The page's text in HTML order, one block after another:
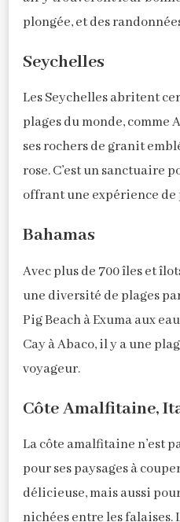
plongée, et des
Seychelles
Les Seychelles abritent
plages du monde, comme
ses rochers de granit
rose. C’est un sanctuaire
offrant une expérience
Bahamas
Avec plus de 700 îles et
une diversité de plages
Pig Beach à Exuma aux
Cay à Abaco, il y a une
voyageur.
Côte Amalfitaine,
La côte amalfitaine n’est
pour ses paysages à
délicieuse, mais aussi
nichées entre les falaises.